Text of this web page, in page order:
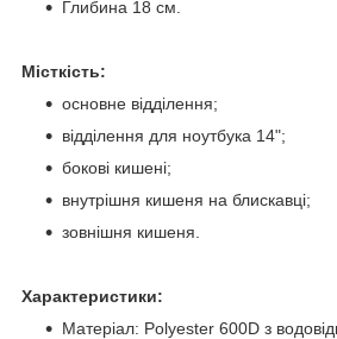
Глибина 18 см.
Місткість:
основне відділення;
відділення для ноутбука 14";
бокові кишені;
внутрішня кишеня на блискавці;
зовнішня кишеня.
Характеристики:
Матеріал: Polyester 600D з